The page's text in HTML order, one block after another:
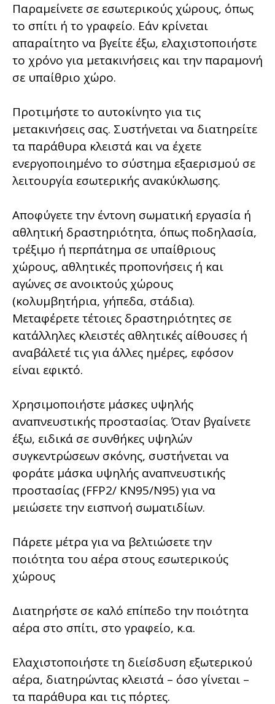
Παραμείνετε σε εσωτερικούς χώρους, όπως
το σπίτι ή το γραφείο. Εάν κρίνεται
απαραίτητο να βγείτε έξω, ελαχιστοποιήστε
το χρόνο για μετακινήσεις και την παραμονή
σε υπαίθριο χώρο.
Προτιμήστε το αυτοκίνητο για τις
μετακινήσεις σας. Συστήνεται να διατηρείτε
τα παράθυρα κλειστά και να έχετε
ενεργοποιημένο το σύστημα εξαερισμού σε
λειτουργία εσωτερικής ανακύκλωσης.
Αποφύγετε την έντονη σωματική εργασία ή
αθλητική δραστηριότητα, όπως ποδηλασία,
τρέξιμο ή περπάτημα σε υπαίθριους
χώρους, αθλητικές προπονήσεις ή και
αγώνες σε ανοικτούς χώρους
(κολυμβητήρια, γήπεδα, στάδια).
Μεταφέρετε τέτοιες δραστηριότητες σε
κατάλληλες κλειστές αθλητικές αίθουσες ή
αναβάλετέ τις για άλλες ημέρες, εφόσον
είναι εφικτό.
Χρησιμοποιήστε μάσκες υψηλής
αναπνευστικής προστασίας. Όταν βγαίνετε
έξω, ειδικά σε συνθήκες υψηλών
συγκεντρώσεων σκόνης, συστήνεται να
φοράτε μάσκα υψηλής αναπνευστικής
προστασίας (FFP2/ KN95/N95) για να
μειώσετε την εισπνοή σωματιδίων.
Πάρετε μέτρα για να βελτιώσετε την
ποιότητα του αέρα στους εσωτερικούς
χώρους
Διατηρήστε σε καλό επίπεδο την ποιότητα
αέρα στο σπίτι, στο γραφείο, κ.α.
Ελαχιστοποιήστε τη διείσδυση εξωτερικού
αέρα, διατηρώντας κλειστά – όσο γίνεται –
τα παράθυρα και τις πόρτες.